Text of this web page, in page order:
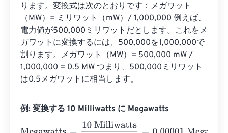
ります。変換式は次のとおりです：メガワット
（MW）= ミリワット（mW）/ 1,000,000 例えば、
電力値が500,000ミリワットだとします。これをメ
ガワットに変換するには、500,000を1,000,000で
割ります。メガワット（MW）= 500,000 mW /
1,000,000 = 0.5 MW つまり、500,000ミリワット
は0.5メガワットに相当します。
例: 変換する 10 Milliwatts に Megawatts
Megawatts = 10 Milliwatts1000000 0.00001 Megawatts